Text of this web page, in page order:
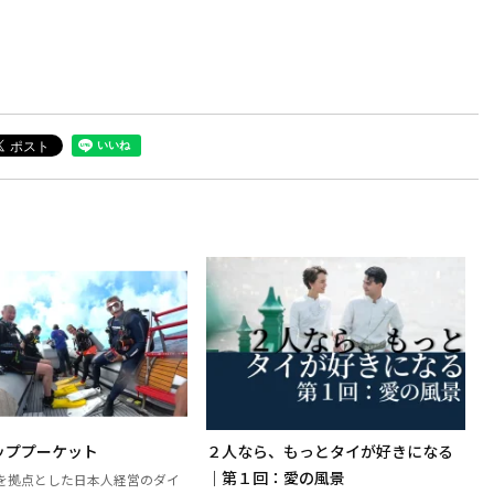
プーケット
拠点とした日本人経営のダイ
２人なら、もっとタイが好きになる
｜第１回：愛の風景